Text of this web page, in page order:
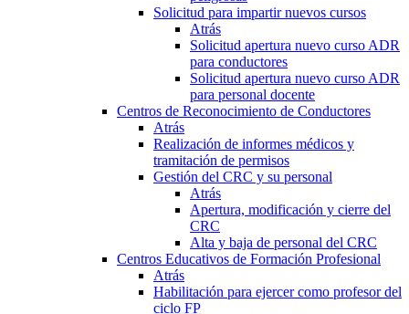
Solicitud para impartir nuevos cursos
Atrás
Solicitud apertura nuevo curso ADR
para conductores
Solicitud apertura nuevo curso ADR
para personal docente
Centros de Reconocimiento de Conductores
Atrás
Realización de informes médicos y
tramitación de permisos
Gestión del CRC y su personal
Atrás
Apertura, modificación y cierre del
CRC
Alta y baja de personal del CRC
Centros Educativos de Formación Profesional
Atrás
Habilitación para ejercer como profesor del
ciclo FP